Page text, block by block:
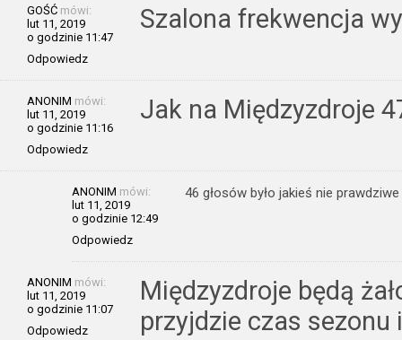
GOŚĆ mówi:
lut 11, 2019
o godzinie 11:47
Odpowiedz
Szalona frekwencja
ANONIM mówi:
lut 11, 2019
o godzinie 11:16
Odpowiedz
Jak na Międzyzdroje
ANONIM mówi:
lut 11, 2019
o godzinie 12:49
Odpowiedz
46 głosów było jakieś nie
ANONIM mówi:
lut 11, 2019
o godzinie 11:07
Odpowiedz
Międzyzdroje będą
przyjdzie czas sezonu